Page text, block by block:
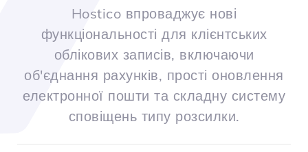
Hostico впроваджує нові
функціональності для клієнтських
облікових записів, включаючи
об'єднання рахунків, прості оновлення
електронної пошти та складну систему
сповіщень типу розсилки.